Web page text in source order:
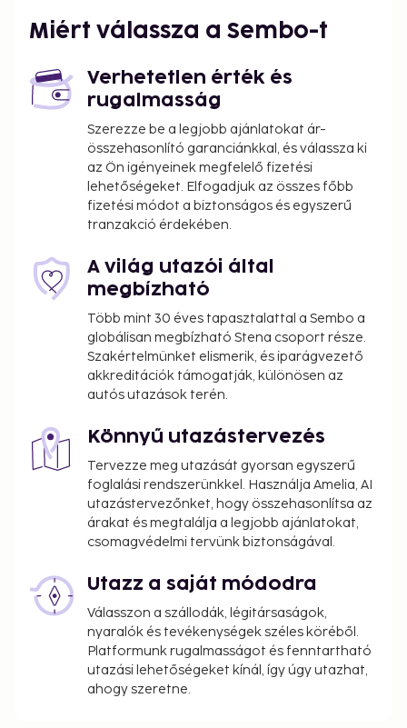
Miért válassza a Sembo-t
Verhetetlen érték és
rugalmasság
Szerezze be a legjobb ajánlatokat ár-
összehasonlító garanciánkkal, és válassza ki
az Ön igényeinek megfelelő fizetési
lehetőségeket. Elfogadjuk az összes főbb
fizetési módot a biztonságos és egyszerű
tranzakció érdekében.
A világ utazói által
megbízható
Több mint 30 éves tapasztalattal a Sembo a
globálisan megbízható Stena csoport része.
Szakértelmünket elismerik, és iparágvezető
akkreditációk támogatják, különösen az
autós utazások terén.
Könnyű utazástervezés
Tervezze meg utazását gyorsan egyszerű
foglalási rendszerünkkel. Használja Amelia, AI
utazástervezőnket, hogy összehasonlítsa az
árakat és megtalálja a legjobb ajánlatokat,
csomagvédelmi tervünk biztonságával.
Utazz a saját módodra
Válasszon a szállodák, légitársaságok,
nyaralók és tevékenységek széles köréből.
Platformunk rugalmasságot és fenntartható
utazási lehetőségeket kínál, így úgy utazhat,
ahogy szeretne.